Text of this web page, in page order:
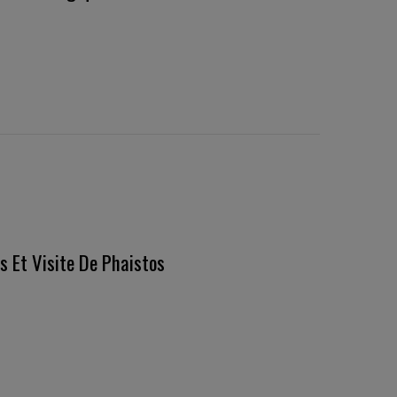
Et Visite De Phaistos